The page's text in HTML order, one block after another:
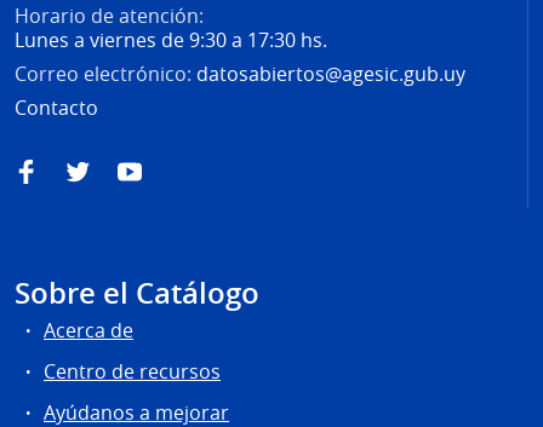
Horario de atención:
Lunes a viernes de 9:30 a 17:30 hs.
Correo electrónico: datosabiertos@agesic.gub.uy
Contacto
FacebookTwitterYouTube
Sobre el Catálogo
Acerca de
Centro de recursos
Ayúdanos a mejorar